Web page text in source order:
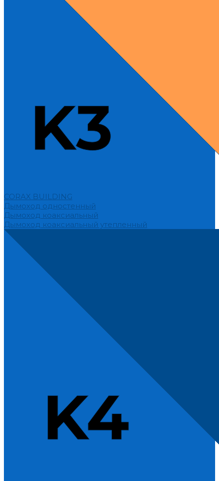
CORAX BUILDING
Дымоход одностенный
Дымоход коаксиальный
Дымоход коаксиальный утепленный